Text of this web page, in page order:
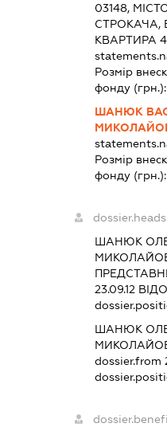
03148,
СТРОКАЧА,
КВАРТИРА
Розмір
фонду (грн.):
ШАНЮК
Розмір
фонду (грн.):
ШАНЮК
23.09.12
ШАНЮК
dossier.from